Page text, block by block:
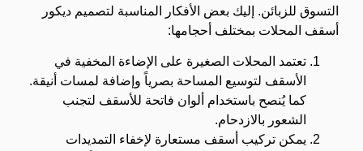
التسوق للزبائن. إليك بعض الأفكار المناسبة لتصميم ديكور
أسقف المحلات بمختلف أحجامها:
تعتمد المحلات الصغيرة على الإضاءة المخفية في
الأسقف لتوسيع المساحة بصرياً وإضافة لمسات أنيقة.
كما يُنصح باستخدام ألوان فاتحة للأسقف لتجنب
الشعور بالازدحام.
يمكن تركيب أسقف مستعارة لإخفاء التمديدات